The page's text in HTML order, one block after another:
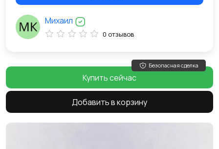
Михаил
0 отзывов
Безопасная сделка
Купить сейчас
Добавить в корзину